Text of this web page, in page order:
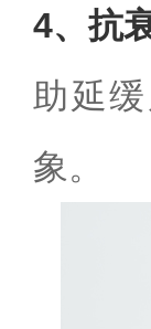
4、抗
助延
象。